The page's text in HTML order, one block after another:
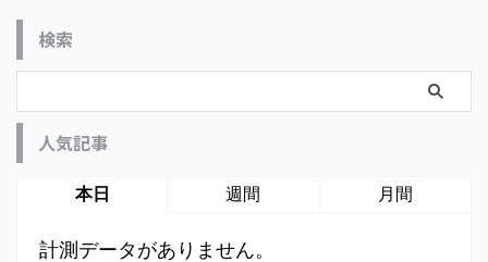
検索
人気記事
本日 週間 月間
計測データがありません。